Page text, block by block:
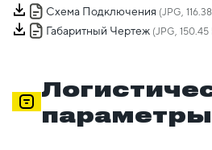
Схема Подключения (JPG,
Габаритный Чертеж (JPG, 150.45
параметры